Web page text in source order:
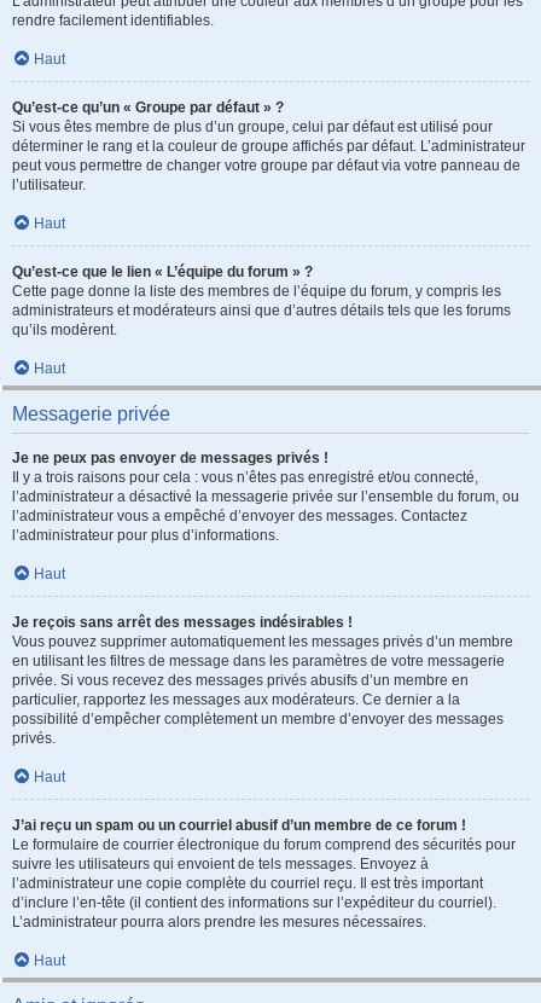
rendre facilement identifiables.
Haut
Qu’est-ce qu’un « Groupe par défaut » ?
Si vous êtes membre de plus d’un groupe, celui par défaut est utilisé pour
déterminer le rang et la couleur de groupe affichés par défaut. L’administrateur
peut vous permettre de changer votre groupe par défaut via votre panneau de
l’utilisateur.
Haut
Qu’est-ce que le lien « L’équipe du forum » ?
Cette page donne la liste des membres de l’équipe du forum, y compris les
administrateurs et modérateurs ainsi que d’autres détails tels que les forums
qu’ils modèrent.
Haut
Messagerie privée
Je ne peux pas envoyer de messages privés !
Il y a trois raisons pour cela : vous n’êtes pas enregistré et/ou connecté,
l’administrateur a désactivé la messagerie privée sur l’ensemble du forum, ou
l’administrateur vous a empêché d’envoyer des messages. Contactez
l’administrateur pour plus d’informations.
Haut
Je reçois sans arrêt des messages indésirables !
Vous pouvez supprimer automatiquement les messages privés d’un membre
en utilisant les filtres de message dans les paramètres de votre messagerie
privée. Si vous recevez des messages privés abusifs d’un membre en
particulier, rapportez les messages aux modérateurs. Ce dernier a la
possibilité d’empêcher complètement un membre d’envoyer des messages
privés.
Haut
J’ai reçu un spam ou un courriel abusif d’un membre de ce forum !
Le formulaire de courrier électronique du forum comprend des sécurités pour
suivre les utilisateurs qui envoient de tels messages. Envoyez à
l’administrateur une copie complète du courriel reçu. Il est très important
d’inclure l’en-tête (il contient des informations sur l’expéditeur du courriel).
L’administrateur pourra alors prendre les mesures nécessaires.
Haut